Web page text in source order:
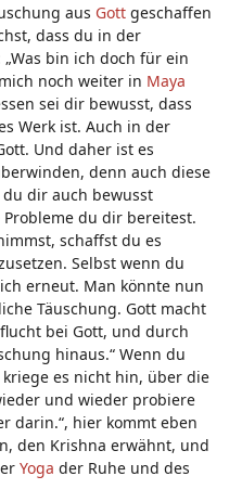
aus Gott geschaffen
dass du in der
bin ich doch für ein
noch weiter in Maya
sei dir bewusst, dass
Werk ist. Auch in der
Und daher ist es
denn auch diese
dir auch bewusst
du dir bereitest.
schaffst du es
Selbst wenn du
erneut. Man könnte nun
Täuschung. Gott macht
bei Gott, und durch
hinaus.“ Wenn du
es nicht hin, über die
und wieder probiere
darin.“, hier kommt eben
den Krishna erwähnt, und
Yoga der Ruhe und des